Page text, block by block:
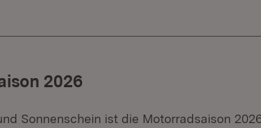
2026
Sonnenschein ist die Motorradsaison